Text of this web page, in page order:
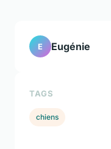
E Eugénie
TAGS
chiens